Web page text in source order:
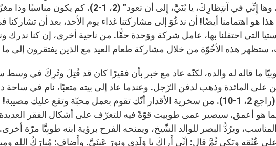
الطَّعام. وها إِنِّي في آنتِظارِكَ، يا بُنَيَّ، إِلى أن
هو اهتمامنا أيضًا! أن ندعُوَ إلى مشاركتنا غداء يوم الأحد، بعد أن تشاركنا
التي احتفلنا بها، عامل شركة ووَحدة حقًّا. من ناحية أخرى، إن كنا ندرك
ستظهر هذه الأخُوّة من خلال مشاركة طعام العيد مع الذين يفتقرون إلى
ما قاله له والده، لكنّه عاد مع خبر بأن فقيرًا كان قد قُتِلَ وتُرِكَ في
على المائدة وذهب لدفن الرّجل. وعندما عاد إلى بيته متعبًا، نام في
بالعمى (راجع 2، 1-10). من سخرية الأقدار أنّك تقوم بعمل محبّة وتقع عليك
هو أعمق. سيصير عمى طوبيت قوّةً فيه للتعرّف على أشكال الفقر
ويرُدُّ البصر للوالد الشّيخ، ويمنحه الفرح برؤية ابنه طوبِيَّا مرّة
عُنُقِه وبَكى ثُمَّ قال: إِنِّي أَراكَ يا وَلَدي ونورَ عَينَيَّ. وأَضاف: مُبارَكٌ الله